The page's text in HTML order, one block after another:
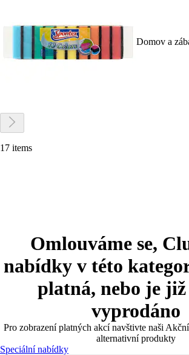
Domov a
17 items
Omlouváme se,
nabídky v této
platná, nebo je
vyprodáno
Pro zobrazení platných akcí navštivte naši
alternativní produkty
Speciální nabídky